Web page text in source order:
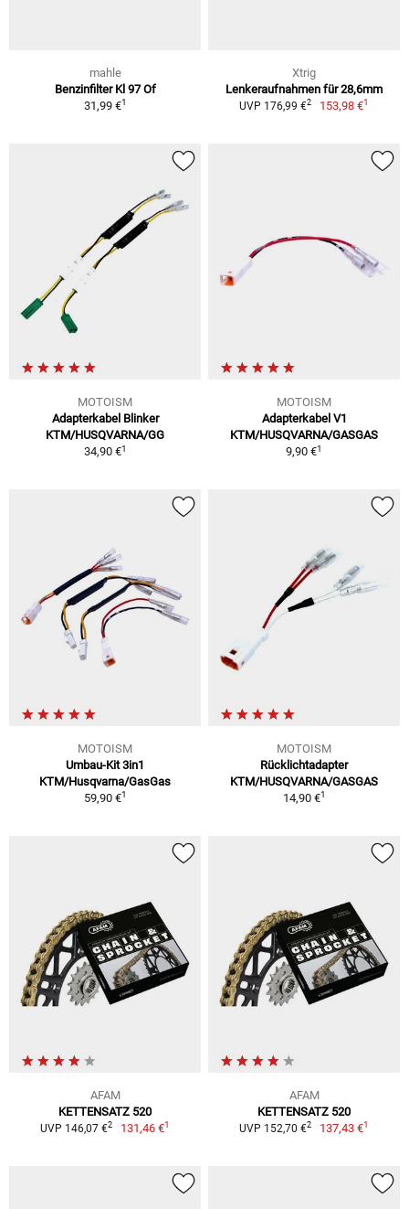
mahle
Benzinfilter Kl 97 Of
31,99 €1
Xtrig
Lenkeraufnahmen für 28,6mm
UVP 176,99 €2 153,98 €1
MOTOISM
Adapterkabel Blinker
KTM/HUSQVARNA/GG
34,90 €1
MOTOISM
Adapterkabel V1
KTM/HUSQVARNA/GASGAS
9,90 €1
MOTOISM
Umbau-Kit 3in1
KTM/Husqvarna/GasGas
59,90 €1
MOTOISM
Rücklichtadapter
KTM/HUSQVARNA/GASGAS
14,90 €1
AFAM
KETTENSATZ 520
UVP 146,07 €2 131,46 €1
AFAM
KETTENSATZ 520
UVP 152,70 €2 137,43 €1